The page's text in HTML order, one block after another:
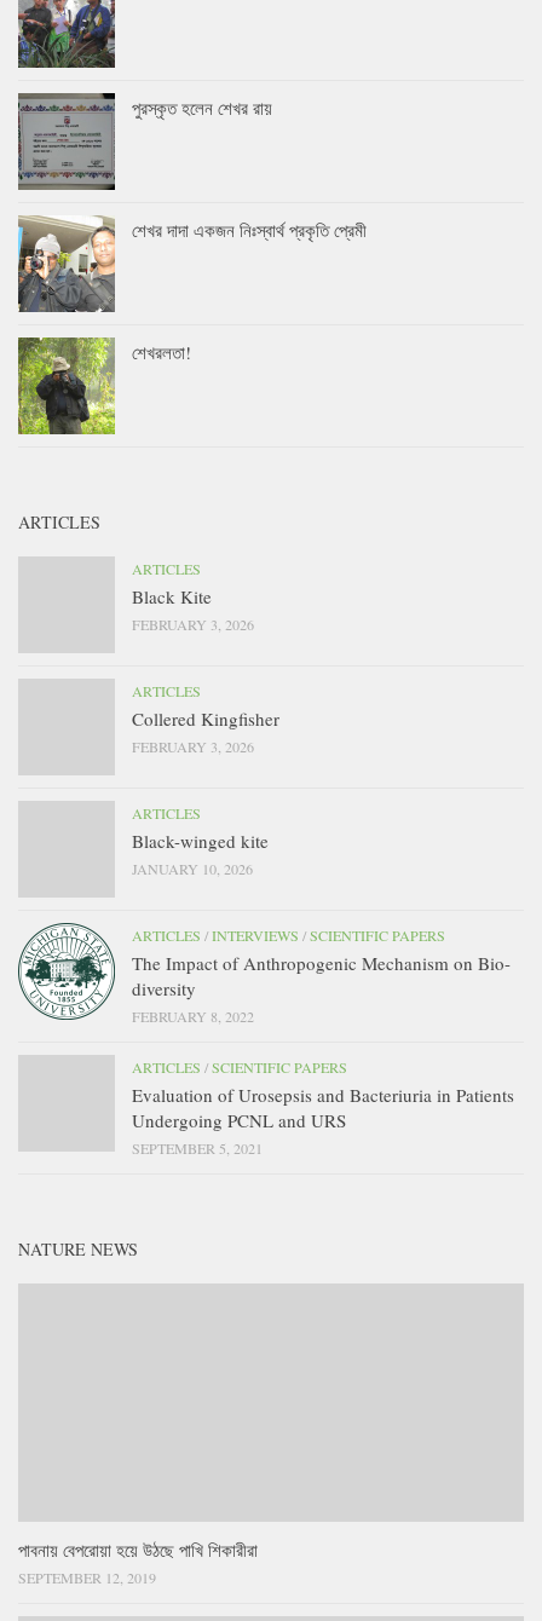
পুরস্কৃত হলেন শেখর রায়
শেখর দাদা একজন নিঃস্বার্থ প্রকৃতি প্রেমী
শেখরলতা!
ARTICLES
ARTICLES
Black Kite
FEBRUARY 3, 2026
ARTICLES
Collered Kingfisher
FEBRUARY 3, 2026
ARTICLES
Black-winged kite
JANUARY 10, 2026
ARTICLES /INTERVIEWS /SCIENTIFIC PAPERS
The Impact of Anthropogenic Mechanism on Bio-
diversity
FEBRUARY 8, 2022
ARTICLES /SCIENTIFIC PAPERS
Evaluation of Urosepsis and Bacteriuria in Patients
Undergoing PCNL and URS
SEPTEMBER 5, 2021
NATURE NEWS
পাবনায় বেপরোয়া হয়ে উঠছে পাখি শিকারীরা
SEPTEMBER 12, 2019